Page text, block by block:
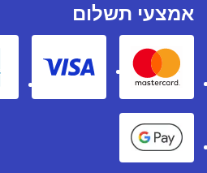
אמצעי תשלום
Mastercard
Visa
Google Pay